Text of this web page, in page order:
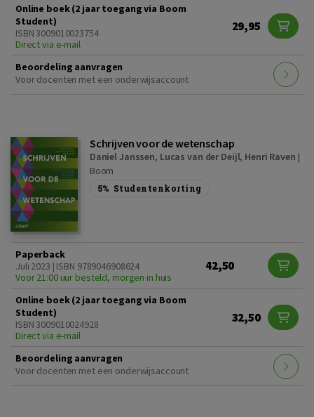
Online boek (2 jaar toegang via Boom
Student)
ISBN 3009010023754
Direct via e-mail
29,95
Beoordeling aanvragen
Voor docenten met een onderwijsaccount
Schrijven voor de wetenschap
Daniel Janssen, Lucas van der Deijl, Henri Raven |
Boom
5% Studentenkorting
Paperback
Juli 2023 | ISBN 9789046908624
Voor 21:00 uur besteld, morgen in huis
42,50
Online boek (2 jaar toegang via Boom
Student)
ISBN 3009010024928
Direct via e-mail
32,50
Beoordeling aanvragen
Voor docenten met een onderwijsaccount